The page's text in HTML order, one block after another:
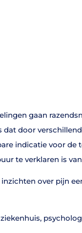
gaan
door
indicatie voor de
te verklaren is
over pijn